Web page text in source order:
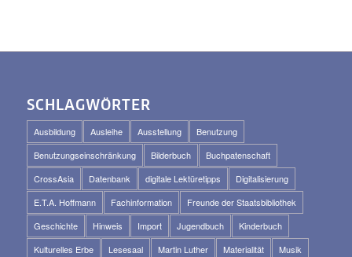
SCHLAGWÖRTER
Ausbildung Ausleihe Ausstellung
Benutzung
Benutzungseinschränkung
Bilderbuch
Buchpatenschaft
CrossAsia
Datenbank digitale Lektüretipps
Digitalisierung
E.T.A. Hoffmann
Fachinformation
Freunde der Staatsbibliothek
Geschichte
Hinweis Import Jugendbuch
Kinderbuch
Kulturelles Erbe
Lesesaal Martin Luther Materialität
Musik